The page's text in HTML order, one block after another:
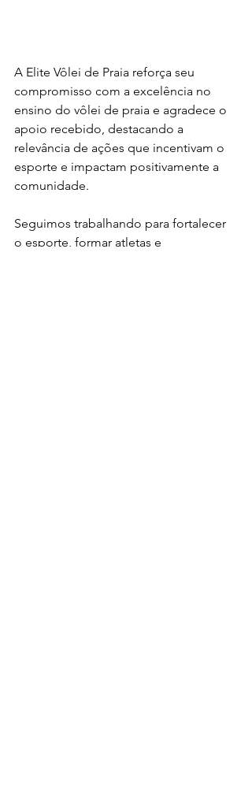
A Elite Vôlei de Praia reforça seu
compromisso com a excelência no
ensino do vôlei de praia e agradece o
apoio recebido, destacando a
relevância de ações que incentivam o
esporte e impactam positivamente a
comunidade.
Seguimos trabalhando para fortalecer
o esporte, formar atletas e